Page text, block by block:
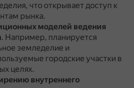
что открывает доступ к
рынка.
моделей ведения
. Например, планируется
земледелие и
городские участки в
целях.
внутреннего